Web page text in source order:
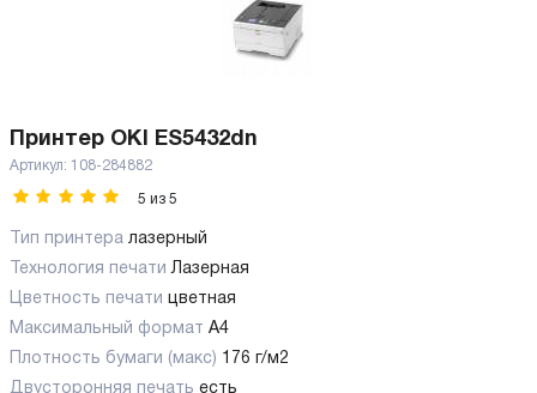
Принтер OKI ES5432dn
Артикул: 108-284882
5 из 5
Тип принтера лазерный
Технология печати Лазерная
Цветность печати цветная
Максимальный формат А4
Плотность бумаги (макс) 176 г/м2
Двусторонняя печать есть